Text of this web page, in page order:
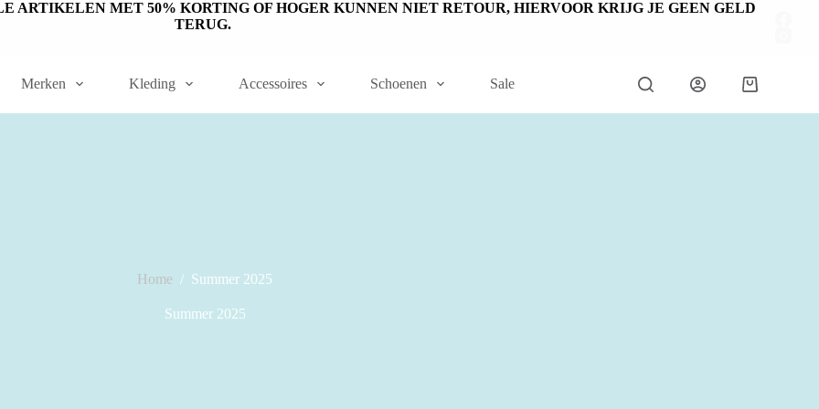
ARTIKELEN MET 50% KORTING OF HOGER KUNNEN NIET RETOUR, HIERVOOR KRIJG JE GEEN GELD
TERUG.
Merken Kleding Accessoires Schoenen Sale
Home / Summer 2025
Summer 2025